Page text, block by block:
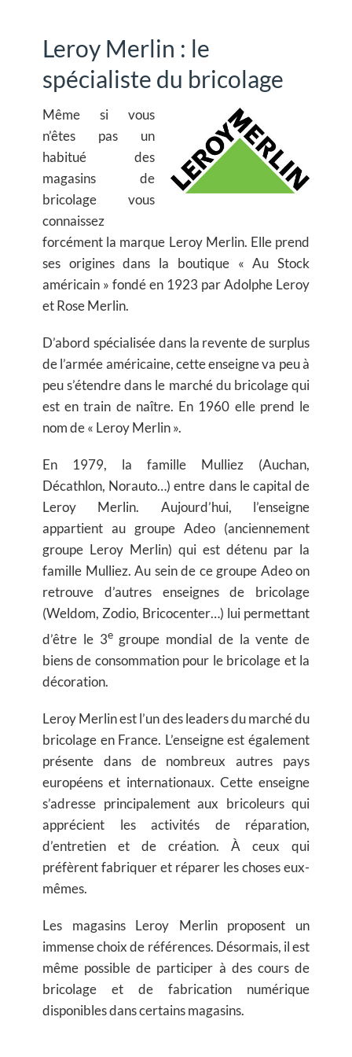
Leroy Merlin : le
spécialiste du bricolage
Même si vous
n’êtes pas un
habitué des
magasins de
bricolage vous
connaissez
forcément la marque Leroy Merlin. Elle prend
ses origines dans la boutique « Au Stock
américain » fondé en 1923 par Adolphe Leroy
et Rose Merlin.
D’abord spécialisée dans la revente de surplus
de l’armée américaine, cette enseigne va peu à
peu s’étendre dans le marché du bricolage qui
est en train de naître. En 1960 elle prend le
nom de « Leroy Merlin ».
En 1979, la famille Mulliez (Auchan,
Décathlon, Norauto…) entre dans le capital de
Leroy Merlin. Aujourd’hui, l’enseigne
appartient au groupe Adeo (anciennement
groupe Leroy Merlin) qui est détenu par la
famille Mulliez. Au sein de ce groupe Adeo on
retrouve d’autres enseignes de bricolage
(Weldom, Zodio, Bricocenter…) lui permettant
d’être le 3egroupe mondial de la vente de
biens de consommation pour le bricolage et la
décoration.
Leroy Merlin est l’un des leaders du marché du
bricolage en France. L’enseigne est également
présente dans de nombreux autres pays
européens et internationaux. Cette enseigne
s’adresse principalement aux bricoleurs qui
apprécient les activités de réparation,
d’entretien et de création. À ceux qui
préfèrent fabriquer et réparer les choses eux-
mêmes.
Les magasins Leroy Merlin proposent un
immense choix de références. Désormais, il est
même possible de participer à des cours de
bricolage et de fabrication numérique
disponibles dans certains magasins.